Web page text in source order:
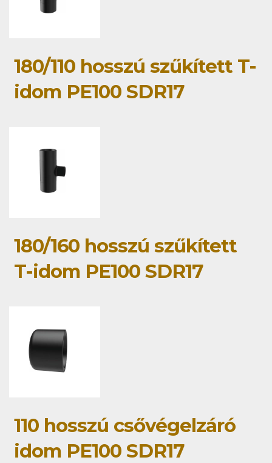
180/110 hosszú szűkített T-
idom PE100 SDR17
180/160 hosszú szűkített
T-idom PE100 SDR17
110 hosszú csővégelzáró
idom PE100 SDR17